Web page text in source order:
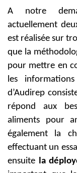
A notre
actuellement
est réalisée sur
que la
pour mettre en
les
d’Audirep
répond aux
aliments pour
également la
effectuant un
ensuite la